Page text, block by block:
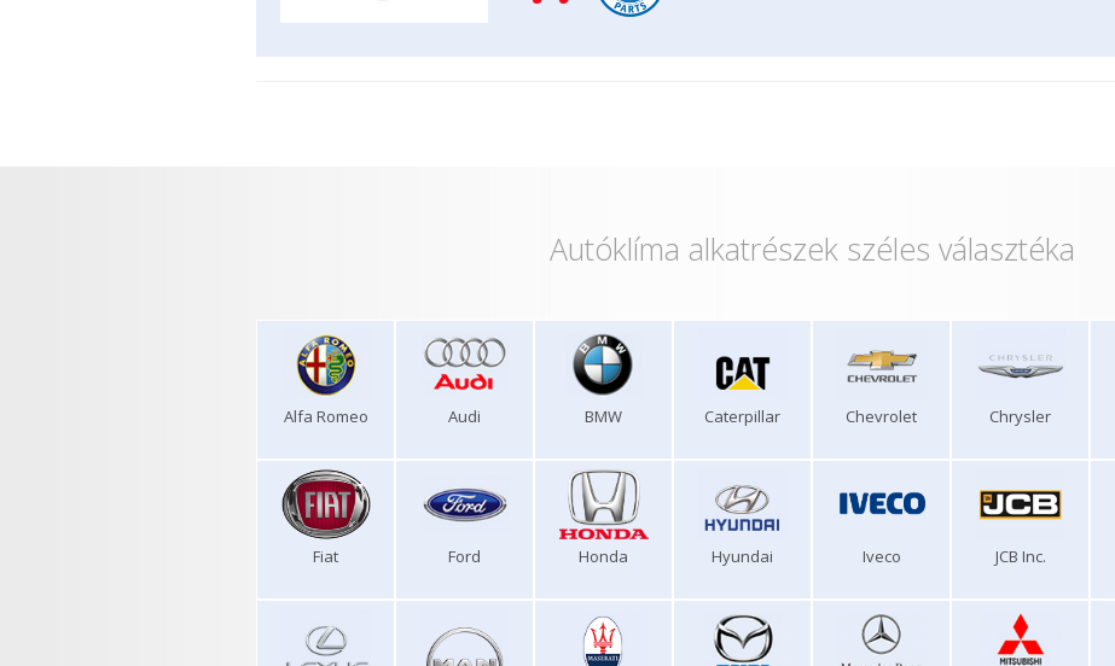
Autóklíma alkatrészek széles választéka
Alfa Romeo Audi BMW Caterpillar Chevrolet Chrysler
Fiat Ford Honda Hyundai Iveco JCB Inc.